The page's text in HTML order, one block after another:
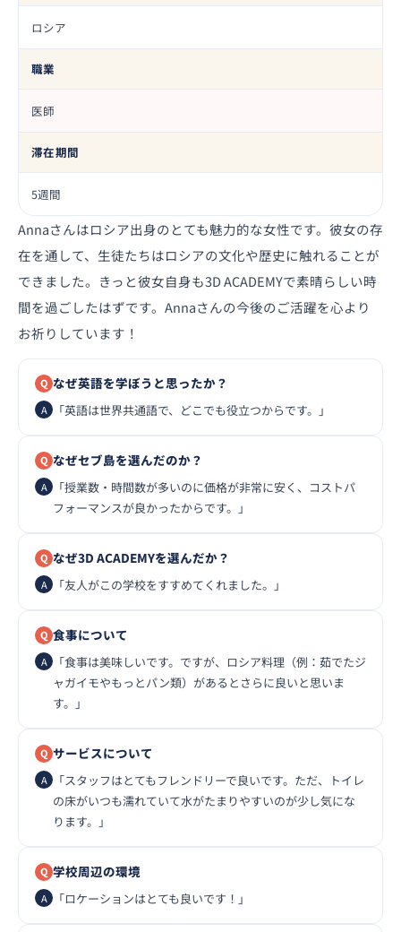
ロシア
職業
医師
滞在期間
5週間
Annaさんはロシア出身のとても魅力的な女性です。彼女の存
在を通して、生徒たちはロシアの文化や歴史に触れることが
できました。きっと彼女自身も3D ACADEMYで素晴らしい時
間を過ごしたはずです。Annaさんの今後のご活躍を心より
お祈りしています！
なぜ英語を学ぼうと思ったか？
「英語は世界共通語で、どこでも役立つからです。」
なぜセブ島を選んだのか？
「授業数・時間数が多いのに価格が非常に安く、コストパ
フォーマンスが良かったからです。」
なぜ3D ACADEMYを選んだか？
「友人がこの学校をすすめてくれました。」
食事について
「食事は美味しいです。ですが、ロシア料理（例：茹でたジ
ャガイモやもっとパン類）があるとさらに良いと思いま
す。」
サービスについて
「スタッフはとてもフレンドリーで良いです。ただ、トイレ
の床がいつも濡れていて水がたまりやすいのが少し気にな
ります。」
学校周辺の環境
「ロケーションはとても良いです！」